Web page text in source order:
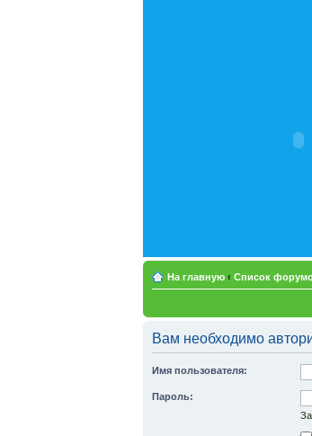
На главную ‹ Список
Вам необходимо
Имя пользователя:
Пароль: